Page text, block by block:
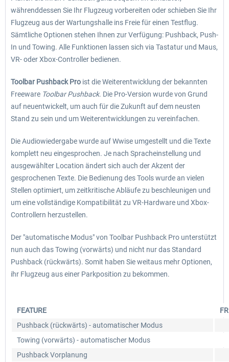
währenddessen Sie Ihr Flugzeug vorbereiten oder schieben Sie Ihr
Flugzeug aus der Wartungshalle ins Freie für einen Testflug.
Sämtliche Optionen stehen Ihnen zur Verfügung: Pushback, Push-
In und Towing. Alle Funktionen lassen sich via Tastatur und Maus,
VR- oder Xbox-Controller bedienen.
Toolbar Pushback Pro ist die Weiterentwicklung der bekannten
Freeware Toolbar Pushback. Die Pro-Version wurde von Grund
auf neuentwickelt, um auch für die Zukunft auf dem neusten
Stand zu sein und um Weiterentwicklungen zu vereinfachen.
Die Audiowiedergabe wurde auf Wwise umgestellt und die Texte
komplett neu eingesprochen. Je nach Spracheinstellung und
ausgewählter Location ändert sich auch der Akzent der
gesprochenen Texte. Die Bedienung des Tools wurde an vielen
Stellen optimiert, um zeitkritische Abläufe zu beschleunigen und
um eine vollständige Kompatibilität zu VR-Hardware und Xbox-
Controllern herzustellen.
Der "automatische Modus" von Toolbar Pushback Pro unterstützt
nun auch das Towing (vorwärts) und nicht nur das Standard
Pushback (rückwärts). Somit haben Sie weitaus mehr Optionen,
ihr Flugzeug aus einer Parkposition zu bekommen.
FEATURE
Pushback (rückwärts) - automatischer Modus
Towing (vorwärts) - automatischer Modus
Pushback Vorplanung